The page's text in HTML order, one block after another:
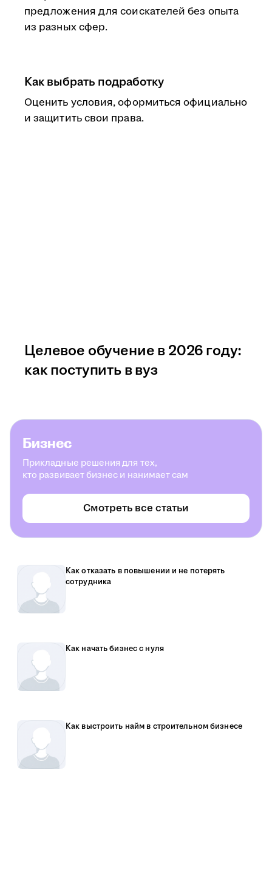
предложения для соискателей без опыта
из разных сфер.
Как выбрать подработку
Оценить условия, оформиться официально
и защитить свои права.
Целевое обучение в 2026 году:
как поступить в вуз
Бизнес
Прикладные решения для тех,
кто развивает бизнес и нанимает сам
Смотреть все статьи
Как отказать в повышении и не потерять
сотрудника
Как начать бизнес с нуля
Как выстроить найм в строительном бизнесе